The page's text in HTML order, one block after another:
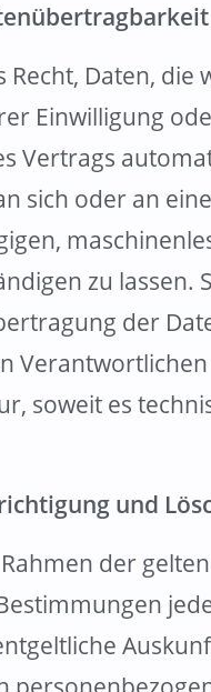
Recht, Daten, die
Einwilligung
Vertrags
sich oder an
zu lassen.
der
soweit es
und
der